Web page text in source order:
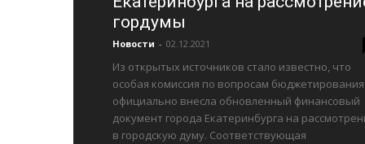
гордумы
Новости - 02.12.2021
Из открытых источников стало известно, что
особая комиссия по вопросам бюджетирования
официально внесла обновленный финансовый
документ города Екатеринбурга на
в городскую думу. Соответствующая